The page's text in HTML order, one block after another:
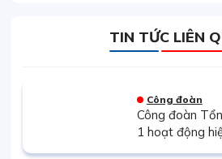
TIN TỨC LIÊN
Công đoàn
Công đoàn
1 hoạt động